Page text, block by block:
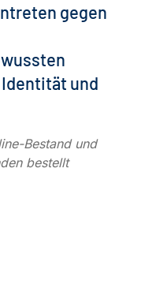
gegen
und
Bestand und
bestellt